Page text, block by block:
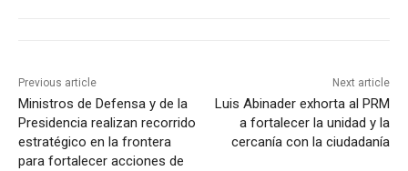
Previous article
Ministros de Defensa y de la
Presidencia realizan recorrido
estratégico en la frontera
para fortalecer acciones de
Next article
Luis Abinader exhorta al PRM
a fortalecer la unidad y la
cercanía con la ciudadanía